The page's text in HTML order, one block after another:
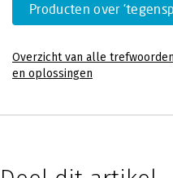
Producten over
Overzicht van alle trefwoorden
en oplossingen